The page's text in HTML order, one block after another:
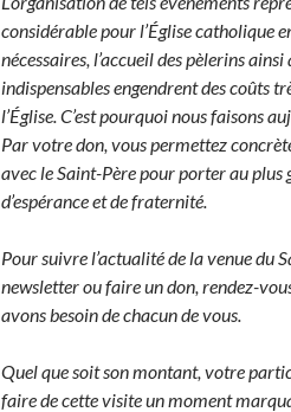
considérable pour l’Église catholique
nécessaires, l’accueil des pèlerins
indispensables engendrent des coûts
l’Église.C’est pourquoi nous faisons
Par votre don, vous permettez
avec le Saint-Père pour porter au plus
d’espérance et de fraternité.
Pour suivre l’actualité de la venue du
newsletter ou faire un don, rendez-
avons besoin de chacun de vous.
Quel que soit son montant, votre
faire de cette visite un moment